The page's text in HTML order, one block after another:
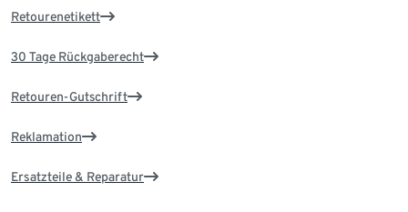
Retourenetikett
30 Tage Rückgaberecht
Retouren-Gutschrift
Reklamation
Ersatzteile & Reparatur